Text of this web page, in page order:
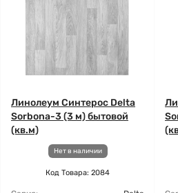
Линолеум Синтерос Delta
Sorbona-3 (3 м) бытовой
(кв.м)
Нет в наличии
Код Товара: 2084